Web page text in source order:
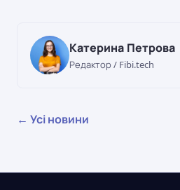
Катерина Петрова
Редактор / Fibi.tech
← Усі новини